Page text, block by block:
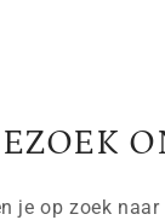
je op zoek